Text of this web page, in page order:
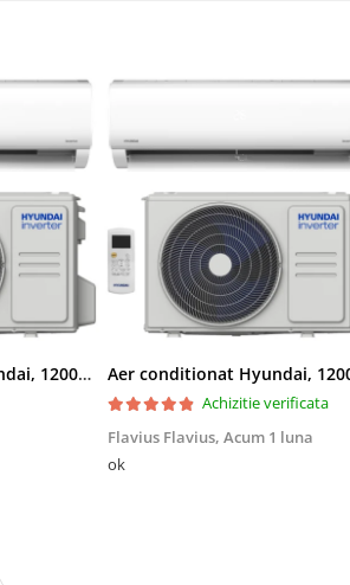
Aer conditionat Hyundai, 12000 BTU, Clasa A++/A+, Inverter, kit Wi-Fi inclus
Achizitie verificata
Flavius Flavius, Acum 1 luna
ok